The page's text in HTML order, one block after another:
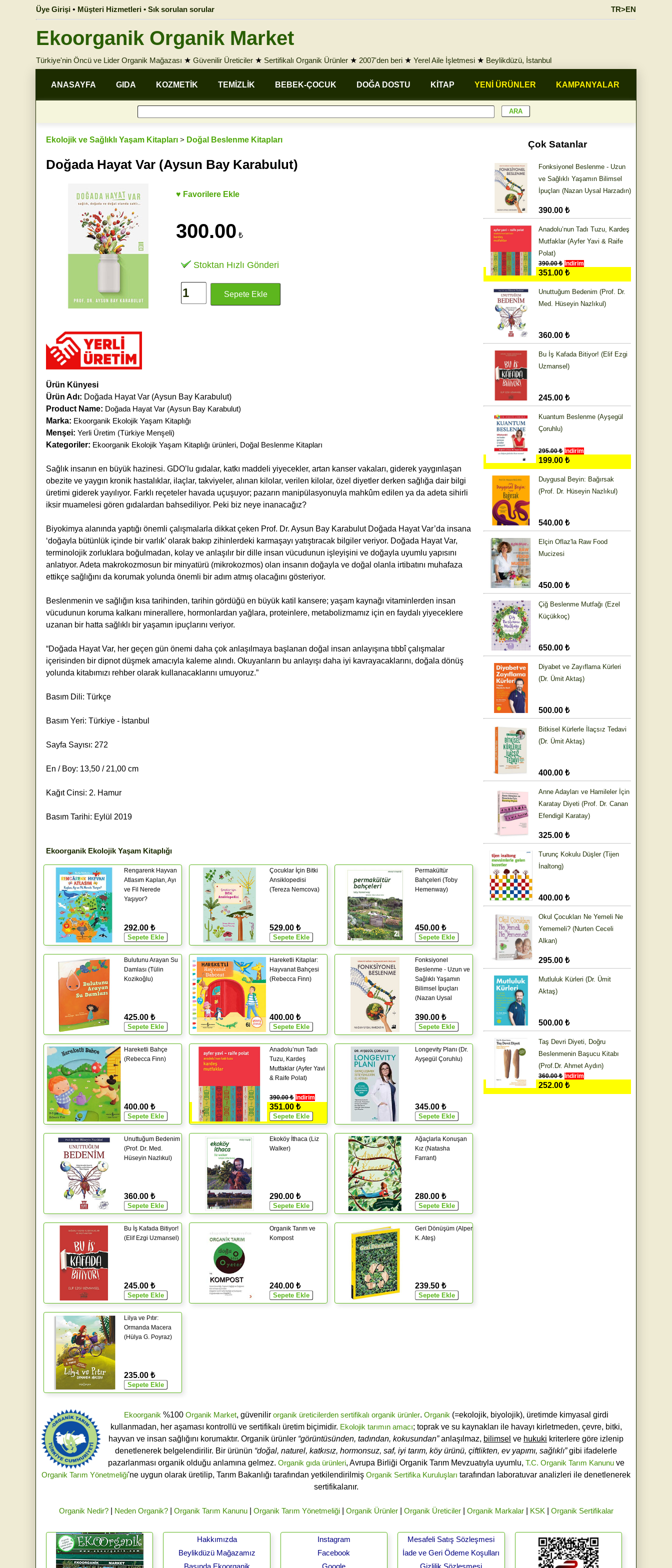
Üye Girişi • Müşteri Hizmetleri • Sık sorulan sorular TR>EN
Ekoorganik Organik Market
Türkiye'nin Öncü ve Lider Organik Mağazası ★ Güvenilir Üreticiler ★ Sertifikalı Organik Ürünler ★ 2007'den beri ★ Yerel Aile İşletmesi ★ Beylikdüzü, İstanbul
ANASAYFA GIDA KOZMETİK TEMİZLİK BEBEK-ÇOCUK DOĞA DOSTU KİTAP YENİ ÜRÜNLER KAMPANYALAR
Ekolojik ve Sağlıklı Yaşam Kitapları > Doğal Beslenme Kitapları
Doğada Hayat Var (Aysun Bay Karabulut)
♥ Favorilere Ekle
300.00 ₺
Stoktan Hızlı Gönderi
Ürün Künyesi
Ürün Adı: Doğada Hayat Var (Aysun Bay Karabulut)
Product Name: Doğada Hayat Var (Aysun Bay Karabulut)
Marka: Ekoorganik Ekolojik Yaşam Kitaplığı
Menşei: Yerli Üretim (Türkiye Menşeli)
Kategoriler: Ekoorganik Ekolojik Yaşam Kitaplığı ürünleri, Doğal Beslenme Kitapları
Sağlık insanın en büyük hazinesi. GDO’lu gıdalar, katkı maddeli yiyecekler, artan kanser vakaları, giderek yaygınlaşan
obezite ve yaygın kronik hastalıklar, ilaçlar, takviyeler, alınan kilolar, verilen kilolar, özel diyetler derken sağlığa dair bilgi
üretimi giderek yayılıyor. Farklı reçeteler havada uçuşuyor; pazarın manipülasyonuyla mahkûm edilen ya da adeta sihirli
iksir muamelesi gören gıdalardan bahsediliyor. Peki biz neye inanacağız?
Biyokimya alanında yaptığı önemli çalışmalarla dikkat çeken Prof. Dr. Aysun Bay Karabulut Doğada Hayat Var’da insana
‘doğayla bütünlük içinde bir varlık’ olarak bakıp zihinlerdeki karmaşayı yatıştıracak bilgiler veriyor. Doğada Hayat Var,
terminolojik zorluklara boğulmadan, kolay ve anlaşılır bir dille insan vücudunun işleyişini ve doğayla uyumlu yapısını
anlatıyor. Adeta makrokozmosun bir minyatürü (mikrokozmos) olan insanın doğayla ve doğal olanla irtibatını muhafaza
ettikçe sağlığını da korumak yolunda önemli bir adım atmış olacağını gösteriyor.
Beslenmenin ve sağlığın kısa tarihinden, tarihin gördüğü en büyük katil kansere; yaşam kaynağı vitaminlerden insan
vücudunun koruma kalkanı minerallere, hormonlardan yağlara, proteinlere, metabolizmamız için en faydalı yiyeceklere
uzanan bir hatta sağlıklı bir yaşamın ipuçlarını veriyor.
“Doğada Hayat Var, her geçen gün önemi daha çok anlaşılmaya başlanan doğal insan anlayışına tıbbî çalışmalar
içerisinden bir dipnot düşmek amacıyla kaleme alındı. Okuyanların bu anlayışı daha iyi kavrayacaklarını, doğala dönüş
yolunda kitabımızı rehber olarak kullanacaklarını umuyoruz.”
Basım Dili: Türkçe
Basım Yeri: Türkiye - İstanbul
Sayfa Sayısı: 272
En / Boy: 13,50 / 21,00 cm
Kağıt Cinsi: 2. Hamur
Basım Tarihi: Eylül 2019
Ekoorganik Ekolojik Yaşam Kitaplığı
Rengarenk Hayvan
Atlasım Kaplan, Ayı
ve Fil Nerede
Yaşıyor?
292.00 ₺
Çocuklar İçin Bitki
Ansiklopedisi
(Tereza Nemcova)
529.00 ₺
Permakültür
Bahçeleri (Toby
Hemenway)
450.00 ₺
Bulutunu Arayan Su
Damlası (Tülin
Kozikoğlu)
425.00 ₺
Hareketli Kitaplar:
Hayvanat Bahçesi
(Rebecca Finn)
400.00 ₺
Fonksiyonel
Beslenme - Uzun ve
Sağlıklı Yaşamın
Bilimsel İpuçları
(Nazan Uysal
390.00 ₺
Hareketli Bahçe
(Rebecca Finn)
400.00 ₺
Anadolu’nun Tadı
Tuzu, Kardeş
Mutfaklar (Ayfer Yavi
& Raife Polat)
390.00 ₺ İndirim
351.00 ₺
Longevity Planı (Dr.
Ayşegül Çoruhlu)
345.00 ₺
Unuttuğum Bedenim
(Prof. Dr. Med.
Hüseyin Nazlıkul)
360.00 ₺
Ekoköy İthaca (Liz
Walker)
290.00 ₺
Ağaçlarla Konuşan
Kız (Natasha
Farrant)
280.00 ₺
Bu İş Kafada Bitiyor!
(Elif Ezgi Uzmansel)
245.00 ₺
Organik Tarım ve
Kompost
240.00 ₺
Geri Dönüşüm (Alper
K. Ateş)
239.50 ₺
Lilya ve Pıtır:
Ormanda Macera
(Hülya G. Poyraz)
235.00 ₺
Çok Satanlar
Fonksiyonel Beslenme - Uzun
ve Sağlıklı Yaşamın Bilimsel
İpuçları (Nazan Uysal Harzadın)
390.00 ₺
Anadolu’nun Tadı Tuzu, Kardeş
Mutfaklar (Ayfer Yavi & Raife
Polat)
390.00 ₺ İndirim
351.00 ₺
Unuttuğum Bedenim (Prof. Dr.
Med. Hüseyin Nazlıkul)
360.00 ₺
Bu İş Kafada Bitiyor! (Elif Ezgi
Uzmansel)
245.00 ₺
Kuantum Beslenme (Ayşegül
Çoruhlu)
295.00 ₺ İndirim
199.00 ₺
Duygusal Beyin: Bağırsak
(Prof. Dr. Hüseyin Nazlıkul)
540.00 ₺
Elçin Oflaz'la Raw Food
Mucizesi
450.00 ₺
Çiğ Beslenme Mutfağı (Ezel
Küçükkoç)
650.00 ₺
Diyabet ve Zayıflama Kürleri
(Dr. Ümit Aktaş)
500.00 ₺
Bitkisel Kürlerle İlaçsız Tedavi
(Dr. Ümit Aktaş)
400.00 ₺
Anne Adayları ve Hamileler İçin
Karatay Diyeti (Prof. Dr. Canan
Efendigil Karatay)
325.00 ₺
Turunç Kokulu Düşler (Tijen
İnaltong)
400.00 ₺
Okul Çocukları Ne Yemeli Ne
Yememeli? (Nurten Ceceli
Alkan)
295.00 ₺
Mutluluk Kürleri (Dr. Ümit
Aktaş)
500.00 ₺
Taş Devri Diyeti, Doğru
Beslenmenin Başucu Kitabı
(Prof.Dr. Ahmet Aydın)
360.00 ₺ İndirim
252.00 ₺
Ekoorganik %100 Organik Market, güvenilir organik üreticilerden sertifikalı organik ürünler. Organik (=ekolojik, biyolojik), üretimde kimyasal girdi
kullanmadan, her aşaması kontrollü ve sertifikalı üretim biçimidir. Ekolojik tarımın amacı; toprak ve su kaynakları ile havayı kirletmeden, çevre, bitki,
hayvan ve insan sağlığını korumaktır. Organik ürünler “görüntüsünden, tadından, kokusundan”anlaşılmaz, bilimsel ve hukuki kriterlere göre izlenip
denetlenerek belgelendirilir. Bir ürünün “doğal, naturel, katkısız, hormonsuz, saf, iyi tarım, köy ürünü, çiftlikten, ev yapımı, sağlıklı”gibi ifadelerle
pazarlanması organik olduğu anlamına gelmez. Organik gıda ürünleri, Avrupa Birliği Organik Tarım Mevzuatıyla uyumlu, T.C. Organik Tarım Kanunuve
Organik Tarım Yönetmeliği'ne uygun olarak üretilip, Tarım Bakanlığı tarafından yetkilendirilmiş Organik Sertifika Kuruluşları tarafından laboratuvar analizleri ile denetlenerek
sertifikalanır.
Organik Nedir?| Neden Organik?| Organik Tarım Kanunu| Organik Tarım Yönetmeliği| Organik Ürünler| Organik Üreticiler| Organik Markalar| KSK Organik Sertifikalar
Hakkımızda
Beylikdüzü Mağazamız
Instagram
Facebook
Mesafeli Satış Sözleşmesi
İade ve Geri Ödeme Koşulları